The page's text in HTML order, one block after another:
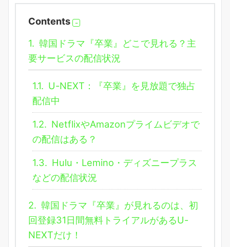
Contents
1. 韓国ドラマ『卒業』どこで見れる？主
要サービスの配信状況
1.1. U-NEXT：『卒業』を見放題で独占
配信中
1.2. NetflixやAmazonプライムビデオで
の配信はある？
1.3. Hulu・Lemino・ディズニープラス
などの配信状況
2. 韓国ドラマ『卒業』が見れるのは、初
回登録31日間無料トライアルがあるU-
NEXTだけ！